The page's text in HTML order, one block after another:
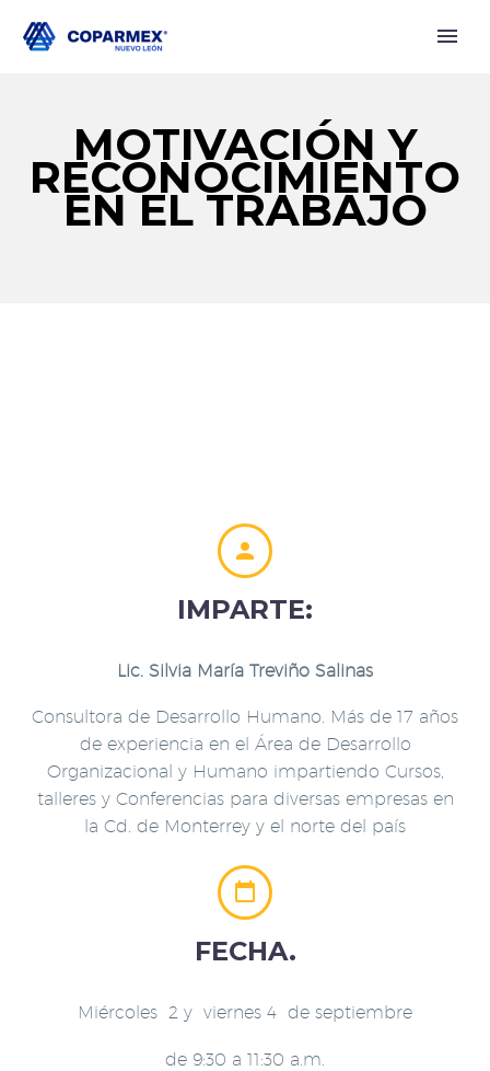
MOTIVACIÓN Y
RECONOCIMIENTO
EN EL TRABAJO


IMPARTE:
Lic. Silvia María Treviño Salinas
Consultora de Desarrollo Humano. Más de 17 años
de experiencia en el Área de Desarrollo
Organizacional y Humano impartiendo Cursos,
talleres y Conferencias para diversas empresas en
la Cd. de Monterrey y el norte del país


FECHA.
Miércoles 2 y viernes 4 de septiembre
de 9:30 a 11:30 a.m.